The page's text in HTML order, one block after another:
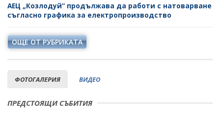
АЕЦ „Козлодуй“ продължава да работи с натоварване
съгласно графика за електропроизводство
ОЩЕ ОТ РУБРИКАТА
ФОТОГАЛЕРИЯ ВИДЕО
ПРЕДСТОЯЩИ СЪБИТИЯ